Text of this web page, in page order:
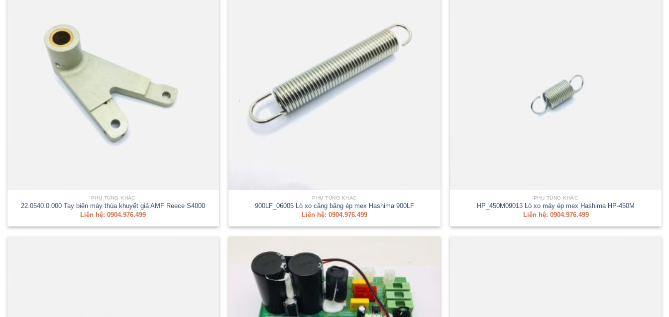
PHỤ TÙNG KHÁC
22.0540.0.000 Tay biên máy thùa khuyết giả AMF Reece S4000
Liên hệ: 0904.976.499
PHỤ TÙNG KHÁC
900LF_06005 Lò xo căng băng ép mex Hashima 900LF
Liên hệ: 0904.976.499
PHỤ TÙNG KHÁC
HP_450M09013 Lò xo máy ép mex Hashima HP-450M
Liên hệ: 0904.976.499